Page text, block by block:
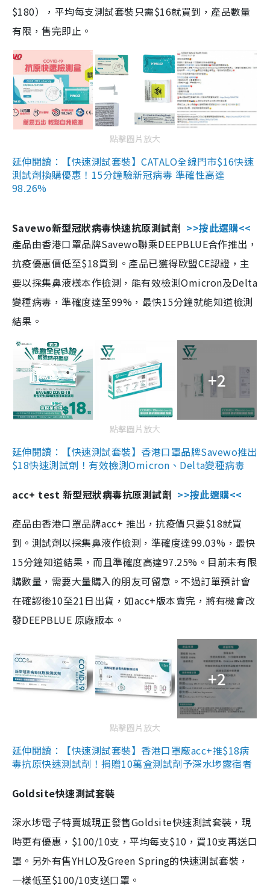
$180），平均每支測試套裝只需$16就買到，產品數量
有限，售完即止。
點擊圖片放大
延伸閱讀：【快速測試套裝】CATALO全線門市$16快速
測試劑換購優惠！15分鐘驗新冠病毒 準確性高達
98.26%
Savewo新型冠狀病毒快速抗原測試劑 >>按此選購<<
產品由香港口罩品牌Savewo聯乘DEEPBLUE合作推出，
抗疫優惠價低至$18買到。產品已獲得歐盟CE認證，主
要以採集鼻液樣本作檢測，能有效檢測Omicron及Delta
變種病毒，準確度達至99%，最快15分鐘就能知道檢測
結果。
+2
點擊圖片放大
延伸閱讀：【快速測試套裝】香港口罩品牌Savewo推出
$18快速測試劑！有效檢測Omicron、Delta變種病毒
acc+ test 新型冠狀病毒抗原測試劑 >>按此選購<<
產品由香港口罩品牌acc+ 推出，抗疫價只要$18就買
到。測試劑以採集鼻液作檢測，準確度達99.03%，最快
15分鐘知道結果，而且準確度高達97.25%。目前未有限
購數量，需要大量購入的朋友可留意。不過訂單預計會
在確認後10至21日出貨，如acc+版本賣完，將有機會改
發DEEPBLUE 原廠版本。
+2
點擊圖片放大
延伸閱讀：【快速測試套裝】香港口罩廠acc+推$18病
毒抗原快速測試劑！捐贈10萬盒測試劑予深水埗露宿者
Goldsite快速測試套裝
深水埗電子特賣城現正發售Goldsite快速測試套裝，現
時更有優惠，$100/10支，平均每支$10，買10支再送口
罩。另外有售YHLO及Green Spring的快速測試套裝，
一樣低至$100/10支送口罩。